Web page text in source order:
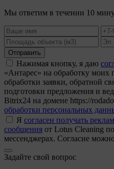
Мы ответим в течении 10
Отправить
Нажимая кнопку, я даю
«Антарес» на обработку
обработки заявки, обратной
подготовки предложения и
Bitrix24 на домене https://
обработки персональных
Я согласен получать
сообщения от Lotus Cleaning
мессенджерах. Согласие
Задайте свой вопрос